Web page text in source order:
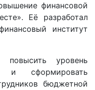
финансовой
Её разработал
институт
уровень
и сформировать
бюджетной